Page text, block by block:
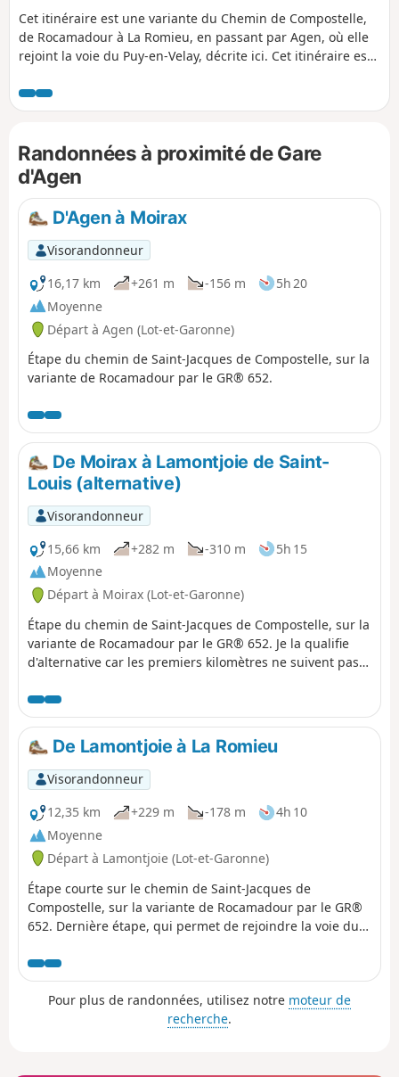
Cet itinéraire est une variante du Chemin de Compostelle,
de Rocamadour à La Romieu, en passant par Agen, où elle
rejoint la voie du Puy-en-Velay, décrite ici. Cet itinéraire est
randonneurs passant par Rocamadour préfèrent rejoindre
Cahors par le GR® 46. Attention, pour cette raison, les gîtes
problèmes techniques, perte de l'enregistrement des deux
traces, il manque deux étapes : celle de Salviac à Pomarède
(proche du GR®, où un hôtel-restaurant pratique pour nous
un tarif et un accueil gîte d'étape) et celle de Pomarède à
Touzac. Malheureusement il ne me reste que mes notes.
Pour les mêmes raisons, l'étape de Tournon-d'Agenais à
Penne-d'Agenais est incomplète et s'arrête à Dausse.
Randonnées à proximité de Gare
d'Agen
D'Agen à Moirax
Visorandonneur
16,17 km
+261 m -156 m
5h 20
Moyenne
Départ à Agen (Lot-et-Garonne)
Étape du chemin de Saint-Jacques de Compostelle, sur la
variante de Rocamadour par le GR® 652.
De Moirax à Lamontjoie de Saint-
Louis (alternative)
Visorandonneur
15,66 km
+282 m -310 m
5h 15
Moyenne
Départ à Moirax (Lot-et-Garonne)
Étape du chemin de Saint-Jacques de Compostelle, sur la
variante de Rocamadour par le GR® 652. Je la qualifie
d'alternative car les premiers kilomètres ne suivent pas
mais évitant une partie des chemins difficilement
praticables de ce mois de mai 2024.
De Lamontjoie à La Romieu
Visorandonneur
12,35 km
+229 m -178 m
4h 10
Moyenne
Départ à Lamontjoie (Lot-et-Garonne)
Étape courte sur le chemin de Saint-Jacques de
Compostelle, sur la variante de Rocamadour par le GR®
652. Dernière étape, qui permet de rejoindre la voie du
Pour plus de randonnées, utilisez notre moteur de
recherche.